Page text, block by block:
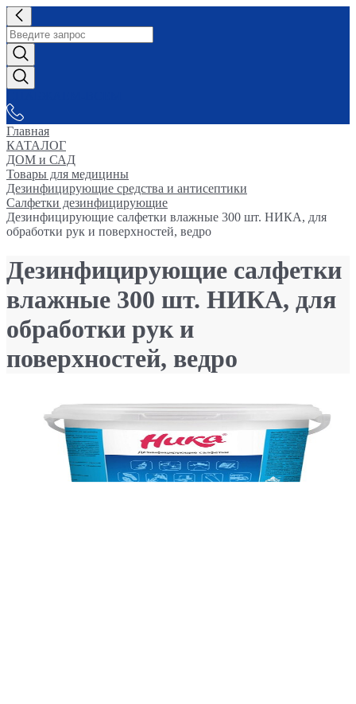
Главная
КАТАЛОГ
ДОМ и САД
Товары для медицины
Дезинфицирующие средства и антисептики
Салфетки дезинфицирующие
Дезинфицирующие салфетки влажные 300 шт. НИКА, для
обработки рук и поверхностей, ведро
Дезинфицирующие салфетки
влажные 300 шт. НИКА, для
обработки рук и
поверхностей, ведро